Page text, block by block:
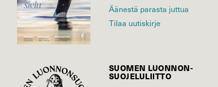
Äänestä parasta juttua
Tilaa uutiskirje
SUOMEN LUONNON­
SUOJELU­LIITTO